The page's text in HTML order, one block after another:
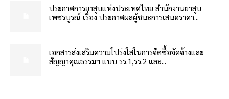
ประกาศการยาสูบแห่งประเทศไทย สำนักงานยาสูบ
เพชรบูรณ์ เรื่อง ประกาศผลผู้ชนะการเสนอราคา...
เอกสารส่งเสริมความโปร่งใสในการจัดซื้อจัดจ้างและ
สัญญาคุณธรรมฯ แบบ รร.1,รร.2 และ...